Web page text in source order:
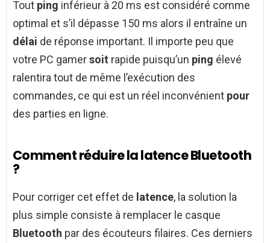
Tout ping inférieur à 20 ms est considéré comme
optimal et s’il dépasse 150 ms alors il entraîne un
délai de réponse important. Il importe peu que
votre PC gamersoit rapide puisqu’un ping élevé
ralentira tout de même l’exécution des
commandes, ce qui est un réel inconvénient pour
des parties en ligne.
Comment réduire la latence Bluetooth
?
Pour corriger cet effet de latence, la solution la
plus simple consiste à remplacer le casque
Bluetooth par des écouteurs filaires. Ces derniers